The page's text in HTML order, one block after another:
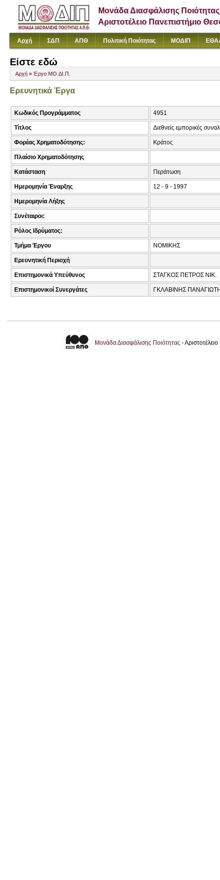
Μονάδα Διασφάλισης Ποιότητας
Αριστοτέλειο Πανεπιστήμιο
Αρχή ΣΔΠ ΑΠΘ Πολιτική Ποιότητας ΜΟΔΙΠ
Είστε εδώ
Αρχή » Έργο ΜΟ.ΔΙ.Π.
Ερευνητικά Έργα
Κωδικός Προγράμματος 4951
Τίτλος Διεθνείς εμπορικές
Φορέας Χρηματοδότησης: Κράτος
Πλαίσιο Χρηματοδότησης
Κατάσταση Περάτωση
Ημερομηνία Έναρξης 12 - 9 - 1997
Ημερομηνία Λήξης
Συνέταιροι:
Ρόλος Ιδρύματος:
Τμήμα Έργου ΝΟΜΙΚΗΣ
Ερευνητική Περιοχή
Επιστημονικά Υπεύθυνος ΣΤΑΓΚΟΣ ΠΕΤΡΟΣ ΝΙΚ.
Επιστημονικοί Συνεργάτες ΓΚΛΑΒΙΝΗΣ
Μονάδα Διασφάλισης Ποιότητας -